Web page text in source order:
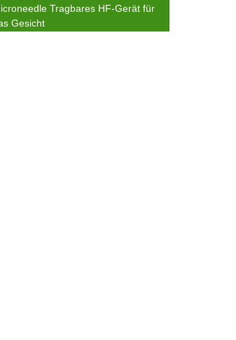
Tragbares HF-Gerät für
Gesicht